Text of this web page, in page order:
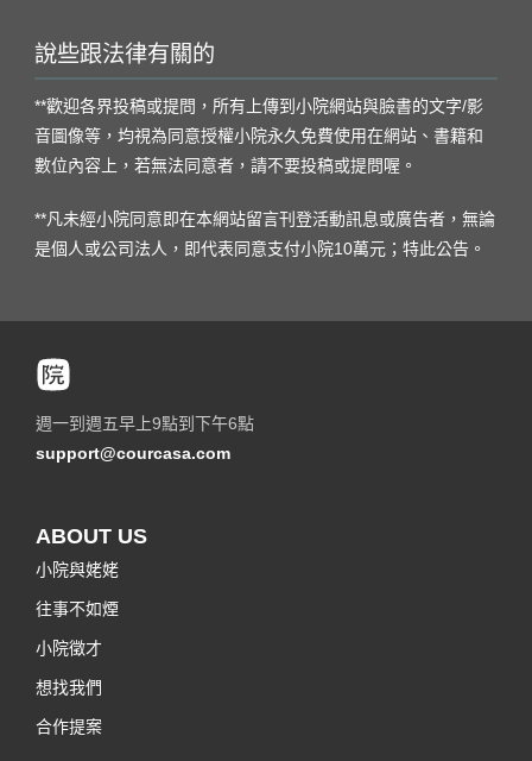
說些跟法律有關的
**歡迎各界投稿或提問，所有上傳到小院網站與臉書的文字/影
音圖像等，均視為同意授權小院永久免費使用在網站、書籍和
數位內容上，若無法同意者，請不要投稿或提問喔。
**凡未經小院同意即在本網站留言刊登活動訊息或廣告者，無論
是個人或公司法人，即代表同意支付小院10萬元；特此公告。
週一到週五早上9點到下午6點
support@courcasa.com
ABOUT US
小院與姥姥
往事不如煙
小院徵才
想找我們
合作提案